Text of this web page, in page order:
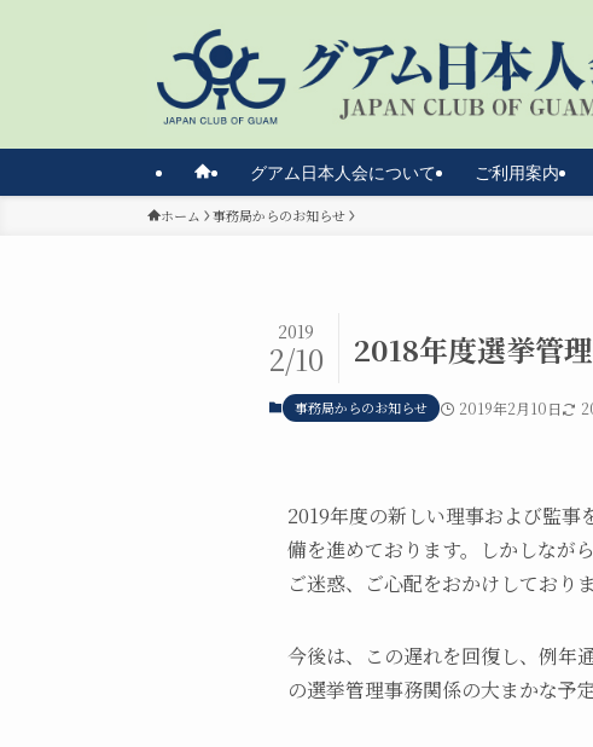
グアム日本人会について ご利用案内
ホーム 事務局からのお知らせ
2018年度選挙管
2019
2/10
事務局からのお知らせ 2019年2月10日
2019年度の新しい理事および監
備を進めております。しかしなが
ご迷惑、ご心配をおかけしており
今後は、この遅れを回復し、例年
の選挙管理事務関係の大まかな予